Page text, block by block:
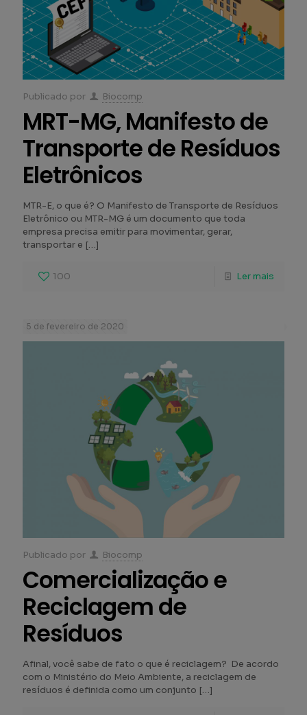
Publicado por Biocomp
MRT-MG, Manifesto de
Transporte de Resíduos
Eletrônicos
MTR-E, o que é? O Manifesto de Transporte de Resíduos
Eletrônico ou MTR-MG é um documento que toda
empresa precisa emitir para movimentar, gerar,
transportar e […]
100 Ler mais
5 de fevereiro de 2020
Publicado por Biocomp
Comercialização e
Reciclagem de
Resíduos
Afinal, você sabe de fato o que é reciclagem? De acordo
com o Ministério do Meio Ambiente, a reciclagem de
resíduos é definida como um conjunto […]